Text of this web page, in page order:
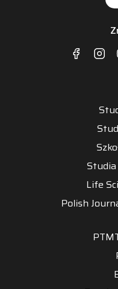
Life
Polish